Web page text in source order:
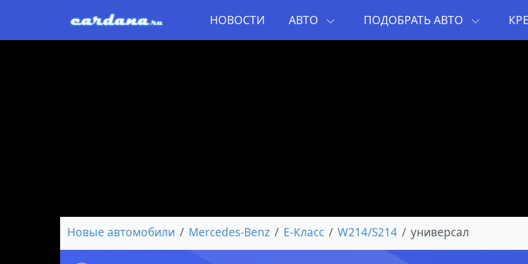
НОВОСТИ АВТО ПОДОБРАТЬ АВТО
Новые автомобили Mercedes-Benz E-Класс W214/S214 универсал